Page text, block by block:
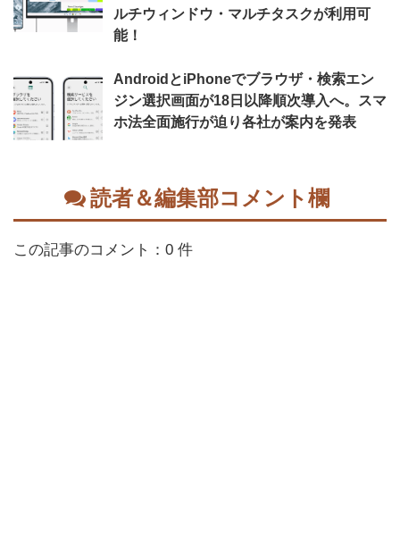
ルチウィンドウ・マルチタスクが利用可
能！
AndroidとiPhoneでブラウザ・検索エン
ジン選択画面が18日以降順次導入へ。スマ
ホ法全面施行が迫り各社が案内を発表
読者＆編集部コメント欄
この記事のコメント：0 件